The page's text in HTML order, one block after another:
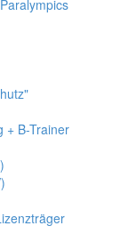
+ B-Trainer